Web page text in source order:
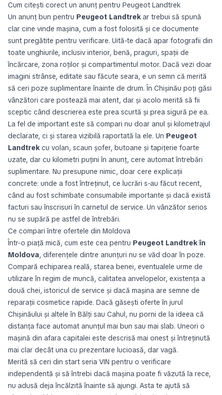
Cum citești corect un anunț pentru Peugeot Landtrek
Un anunț bun pentru Peugeot Landtrek ar trebui să spună
clar cine vinde mașina, cum a fost folosită și ce documente
sunt pregătite pentru verificare. Uită-te dacă apar fotografii din
toate unghiurile, inclusiv interior, benă, praguri, spații de
încărcare, zona roților și compartimentul motor. Dacă vezi doar
imagini strânse, editate sau făcute seara, e un semn că merită
să ceri poze suplimentare înainte de drum. În Chișinău poți găsi
vânzători care postează mai atent, dar și acolo merită să fii
sceptic când descrierea este prea scurtă și prea sigură pe ea.
La fel de important este să compari nu doar anul și kilometrajul
declarate, ci și starea vizibilă raportată la ele. Un Peugeot
Landtrek cu volan, scaun șofer, butoane și tapițerie foarte
uzate, dar cu kilometri puțini în anunț, cere automat întrebări
suplimentare. Nu presupune nimic, doar cere explicații
concrete: unde a fost întreținut, ce lucrări s-au făcut recent,
când au fost schimbate consumabile importante și dacă există
facturi sau înscrisuri în carnetul de service. Un vânzător serios
nu se supără pe astfel de întrebări.
Ce compari între ofertele din Moldova
Într-o piață mică, cum este cea pentru Peugeot Landtrek în
Moldova, diferențele dintre anunțuri nu se văd doar în poze.
Compară echiparea reală, starea benei, eventualele urme de
utilizare în regim de muncă, calitatea anvelopelor, existența a
două chei, istoricul de service și dacă mașina are semne de
reparații cosmetice rapide. Dacă găsești oferte în jurul
Chișinăului și altele în Bălți sau Cahul, nu porni de la ideea că
distanța face automat anunțul mai bun sau mai slab. Uneori o
mașină din afara capitalei este descrisă mai onest și întreținută
mai clar decât una cu prezentare lucioasă, dar vagă.
Merită să ceri din start seria VIN pentru o verificare
independentă și să întrebi dacă mașina poate fi văzută la rece,
nu adusă deja încălzită înainte să ajungi. Asta te ajută să